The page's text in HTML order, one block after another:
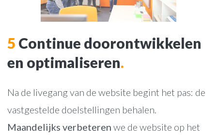
5 Continue doorontwikkelen
en optimaliseren.
Na de livegang van de website begint het pas: de
vastgestelde doelstellingen behalen.
Maandelijks verbeteren we de website op het